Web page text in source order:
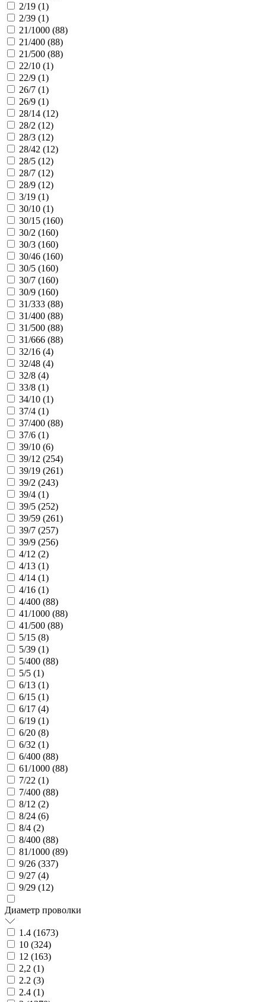
2/19 (1)
2/39 (1)
21/1000 (88)
21/400 (88)
21/500 (88)
22/10 (1)
22/9 (1)
26/7 (1)
26/9 (1)
28/14 (12)
28/2 (12)
28/3 (12)
28/42 (12)
28/5 (12)
28/7 (12)
28/9 (12)
3/19 (1)
30/10 (1)
30/15 (160)
30/2 (160)
30/3 (160)
30/46 (160)
30/5 (160)
30/7 (160)
30/9 (160)
31/333 (88)
31/400 (88)
31/500 (88)
31/666 (88)
32/16 (4)
32/48 (4)
32/8 (4)
33/8 (1)
34/10 (1)
37/4 (1)
37/400 (88)
37/6 (1)
39/10 (6)
39/12 (254)
39/19 (261)
39/2 (243)
39/4 (1)
39/5 (252)
39/59 (261)
39/7 (257)
39/9 (256)
4/12 (2)
4/13 (1)
4/14 (1)
4/16 (1)
4/400 (88)
41/1000 (88)
41/500 (88)
5/15 (8)
5/39 (1)
5/400 (88)
5/5 (1)
6/13 (1)
6/15 (1)
6/17 (4)
6/19 (1)
6/20 (8)
6/32 (1)
6/400 (88)
61/1000 (88)
7/22 (1)
7/400 (88)
8/12 (2)
8/24 (6)
8/4 (2)
8/400 (88)
81/1000 (89)
9/26 (337)
9/27 (4)
9/29 (12)
Диаметр проволки
1.4 (1673)
10 (324)
12 (163)
2,2 (1)
2.2 (3)
2.4 (1)